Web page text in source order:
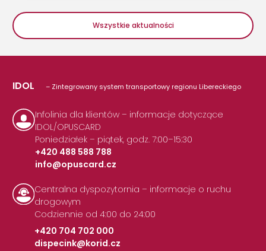
Wszystkie aktualności
IDOL – Zintegrowany system transportowy regionu Libereckiego
Infolinia dla klientów – informacje dotyczące
IDOL/OPUSCARD
Poniedziałek – piątek, godz. 7:00–15:30
+420 488 588 788
|
info@opuscard.cz
Centralna dyspozytornia – informacje o ruchu
drogowym
Codziennie od 4:00 do 24:00
+420 704 702 000
|
dispecink@korid.cz